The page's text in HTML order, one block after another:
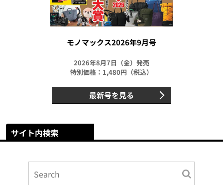
モノマックス2026年9月号
2026年8月7日（金）発売
特別価格：1,480円（税込）
最新号を見る
サイト内検索